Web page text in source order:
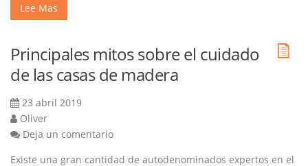
Lee Mas
Principales mitos sobre el cuidado
de las casas de madera
23 abril 2019
Oliver
Deja un comentario
Existe una gran cantidad de autodenominados expertos en el